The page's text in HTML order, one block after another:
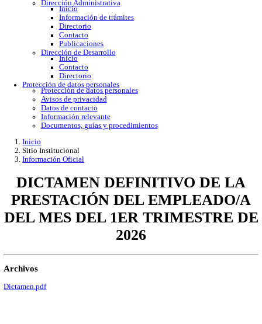
Programa de formación continua
Programa de estímulos de desempeño docente
Convocatorias
Transparencia
Gobierno Abierto
Protección de Datos Personales
Acceso a la información
Datos abiertos
Denuncias por incumplimiento
Apertura gubernamental
Buzón de quejas
Direcciones
Subdirección de Investigacion
Subdirección de Docencia
Planes y Programas de Estudio
Dirección Administrativa
Inicio
Información de trámites
Directorio
Publicaciones
Inicio
Protección de datos personales